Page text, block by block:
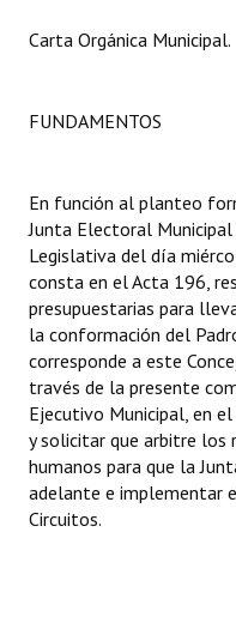
DOCUMENTOS
Proyectos Presentados
Dictámenes Asesoría
Actas de Sesión
Informes de Unidad
Ejecución Presupuestaria
Actas de Audiencias
NORMATIVA
Carta Orgánica Municipal.
FUNDAMENTOS
En función al planteo
Junta Electoral Municipal
Legislativa del día
consta en el Acta 196,
presupuestarias para
la conformación del
corresponde a este
través de la presente
Ejecutivo Municipal, en
y solicitar que arbitre
humanos para que la
adelante e implementar
Circuitos.